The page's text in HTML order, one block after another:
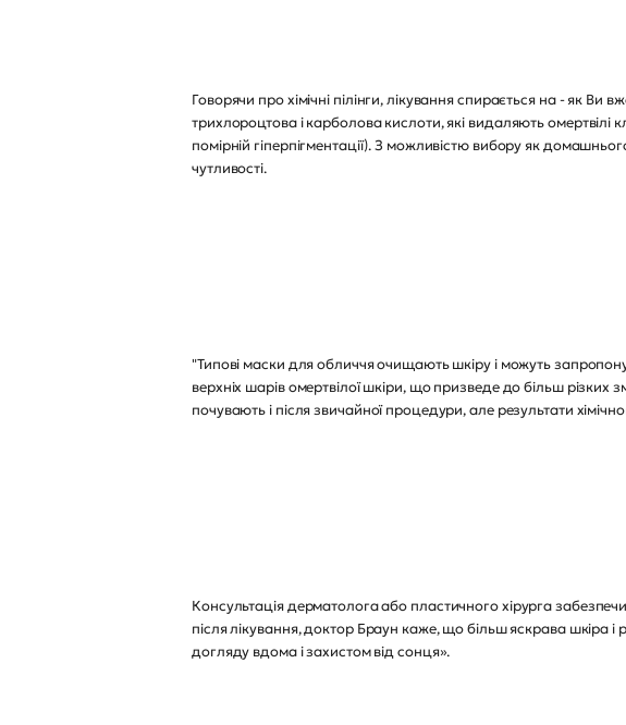
Говорячи про хімічні пілінги, лікування спирається на - як
трихлороцтова і карболова кислоти, які видаляють
помірній гіперпігментації). З можливістю вибору як
чутливості.
"Типові маски для обличчя очищають шкіру і можуть
верхніх шарів омертвілої шкіри, що призведе до більш різких
почувають і після звичайної процедури, але результати
Консультація дерматолога або пластичного хірурга
після лікування, доктор Браун каже, що більш яскрава шкіра
догляду вдома і захистом від сонця».